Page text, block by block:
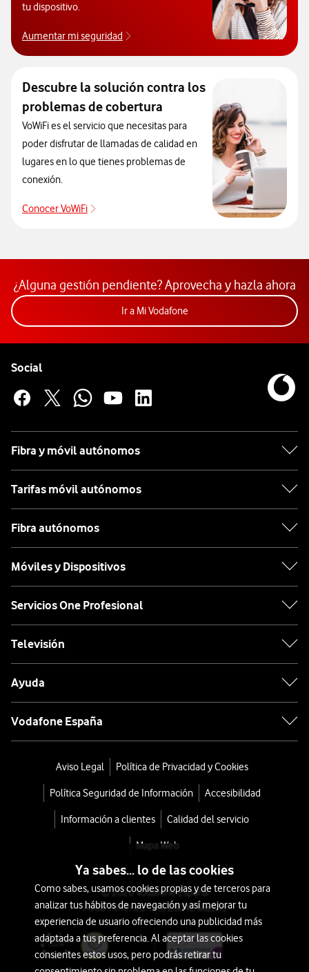
tu dispositivo.
Aumentar mi seguridad
Descubre la solución contra los
problemas de cobertura
VoWiFi es el servicio que necesitas para
poder disfrutar de llamadas de calidad en
lugares en lo que tienes problemas de
conexión.
Conocer VoWiFi
Descubre la solución contra los problemas de
¿Alguna gestión pendiente? Aprovecha y hazla ahora
Ir a Mi VodafoneAcceder a la app Mi
Social
Fibra y móvil autónomos
Tarifas móvil autónomos
Fibra autónomos
Móviles y Dispositivos
Servicios One Profesional
Televisión
Ayuda
Vodafone España
Aviso Legal Política de Privacidad y Cookies
Política Seguridad de Información Accesibilidad
Información a clientes Calidad del servicio
Mapa Web
© 2026 Vodafone España
Avda. América 115, 28042 Madrid
Ya sabes... lo de las cookies
Como sabes, usamos cookies propias y de terceros para
analizar tus hábitos de navegación y así mejorar tu
experiencia de usuario ofreciendo una publicidad más
adaptada a tus preferencia. Al aceptar las cookies
consientes estos usos, pero podrás retirar tu